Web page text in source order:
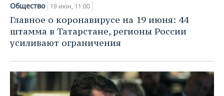
Общество 19 июн, 11:00
Главное о коронавирусе на 19 июня: 44
штамма в Татарстане, регионы России
усиливают ограничения